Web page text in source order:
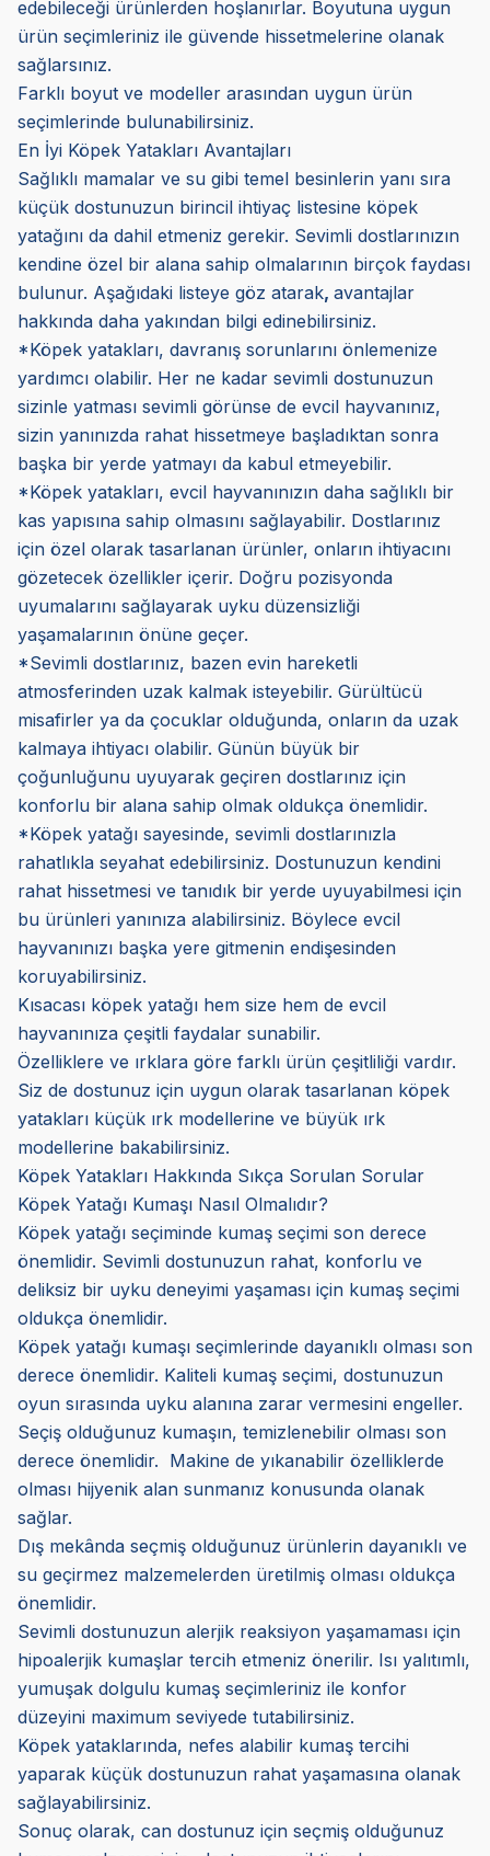
edebileceği ürünlerden hoşlanırlar. Boyutuna uygun
ürün seçimleriniz ile güvende hissetmelerine olanak
sağlarsınız.
Farklı boyut ve modeller arasından uygun ürün
seçimlerinde bulunabilirsiniz.
En İyi Köpek Yatakları Avantajları
Sağlıklı mamalar ve su gibi temel besinlerin yanı sıra
küçük dostunuzun birincil ihtiyaç listesine köpek
yatağını da dahil etmeniz gerekir. Sevimli dostlarınızın
kendine özel bir alana sahip olmalarının birçok faydası
bulunur. Aşağıdaki listeye göz atarak, avantajlar
hakkında daha yakından bilgi edinebilirsiniz.
*Köpek yatakları, davranış sorunlarını önlemenize
yardımcı olabilir. Her ne kadar sevimli dostunuzun
sizinle yatması sevimli görünse de evcil hayvanınız,
sizin yanınızda rahat hissetmeye başladıktan sonra
başka bir yerde yatmayı da kabul etmeyebilir.
*Köpek yatakları, evcil hayvanınızın daha sağlıklı bir
kas yapısına sahip olmasını sağlayabilir. Dostlarınız
için özel olarak tasarlanan ürünler, onların ihtiyacını
gözetecek özellikler içerir. Doğru pozisyonda
uyumalarını sağlayarak uyku düzensizliği
yaşamalarının önüne geçer.
*Sevimli dostlarınız, bazen evin hareketli
atmosferinden uzak kalmak isteyebilir. Gürültücü
misafirler ya da çocuklar olduğunda, onların da uzak
kalmaya ihtiyacı olabilir. Günün büyük bir
çoğunluğunu uyuyarak geçiren dostlarınız için
konforlu bir alana sahip olmak oldukça önemlidir.
*Köpek yatağı sayesinde, sevimli dostlarınızla
rahatlıkla seyahat edebilirsiniz. Dostunuzun kendini
rahat hissetmesi ve tanıdık bir yerde uyuyabilmesi için
bu ürünleri yanınıza alabilirsiniz. Böylece evcil
hayvanınızı başka yere gitmenin endişesinden
koruyabilirsiniz.
Kısacası köpek yatağı hem size hem de evcil
hayvanınıza çeşitli faydalar sunabilir.
Özelliklere ve ırklara göre farklı ürün çeşitliliği vardır.
Siz de dostunuz için uygun olarak tasarlanan köpek
yatakları küçük ırk modellerine ve büyük ırk
modellerine bakabilirsiniz.
Köpek Yatakları Hakkında Sıkça Sorulan Sorular
Köpek Yatağı Kumaşı Nasıl Olmalıdır?
Köpek yatağı seçiminde kumaş seçimi son derece
önemlidir. Sevimli dostunuzun rahat, konforlu ve
deliksiz bir uyku deneyimi yaşaması için kumaş seçimi
oldukça önemlidir.
Köpek yatağı kumaşı seçimlerinde dayanıklı olması son
derece önemlidir. Kaliteli kumaş seçimi, dostunuzun
oyun sırasında uyku alanına zarar vermesini engeller.
Seçiş olduğunuz kumaşın, temizlenebilir olması son
derece önemlidir. Makine de yıkanabilir özelliklerde
olması hijyenik alan sunmanız konusunda olanak
sağlar.
Dış mekânda seçmiş olduğunuz ürünlerin dayanıklı ve
su geçirmez malzemelerden üretilmiş olması oldukça
önemlidir.
Sevimli dostunuzun alerjik reaksiyon yaşamaması için
hipoalerjik kumaşlar tercih etmeniz önerilir. Isı yalıtımlı,
yumuşak dolgulu kumaş seçimleriniz ile konfor
düzeyini maximum seviyede tutabilirsiniz.
Köpek yataklarında, nefes alabilir kumaş tercihi
yaparak küçük dostunuzun rahat yaşamasına olanak
sağlayabilirsiniz.
Sonuç olarak, can dostunuz için seçmiş olduğunuz